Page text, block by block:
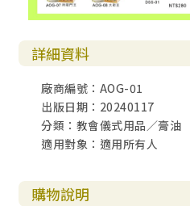
詳細資料
廠商編號：AOG-01
出版日期：20240117
分類：教會儀式用品／膏油
適用對象：適用所有人
購物說明